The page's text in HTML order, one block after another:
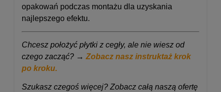
opakowań podczas montażu dla uzyskania
najlepszego efektu.
Chcesz położyć płytki z cegły, ale nie wiesz od
czego zacząć? → Zobacz nasz instruktaż krok
po kroku.
Szukasz czegoś więcej? Zobacz całą naszą ofertę